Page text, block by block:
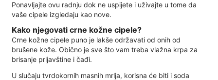
Ponavljajte ovu radnju dok ne uspijete i uživajte u tome da
vaše cipele izgledaju kao nove.
Kako njegovati crne kožne cipele?
Crne kožne cipele puno je lakše održavati od onih od
brušene kože. Obično je sve što vam treba vlažna krpa za
brisanje prljavštine i čađi.
U slučaju tvrdokornih masnih mrlja, korisna će biti i soda